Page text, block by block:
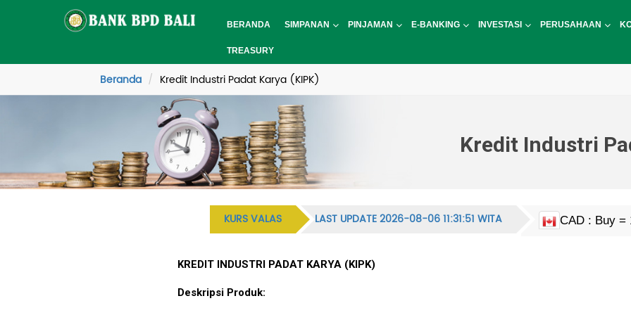
BERANDA SIMPANAN PINJAMAN E-BANKING INVESTASI PERUSAHAAN
TREASURY
Beranda Kredit Industri Padat Karya (KIPK)
Kredit Industri
KURS VALAS LAST UPDATE 2026-08-06 11:31:51 WITA
CAD : Buy =
KREDIT INDUSTRI PADAT KARYA (KIPK)
Deskripsi Produk: